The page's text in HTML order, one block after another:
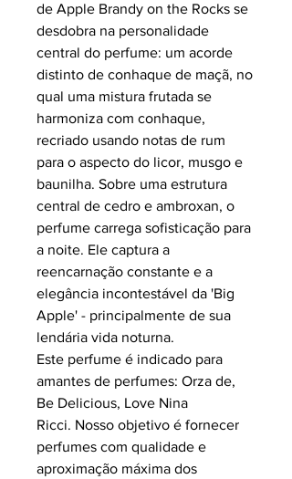
de Apple Brandy on the Rocks se
desdobra na personalidade
central do perfume: um acorde
distinto de conhaque de maçã, no
qual uma mistura frutada se
harmoniza com conhaque,
recriado usando notas de rum
para o aspecto do licor, musgo e
baunilha. Sobre uma estrutura
central de cedro e ambroxan, o
perfume carrega sofisticação para
a noite. Ele captura a
reencarnação constante e a
elegância incontestável da 'Big
Apple' - principalmente de sua
lendária vida noturna.
Este perfume é indicado para
amantes de perfumes: Orza de,
Be Delicious, Love Nina
Ricci. Nosso objetivo é fornecer
perfumes com qualidade e
aproximação máxima dos